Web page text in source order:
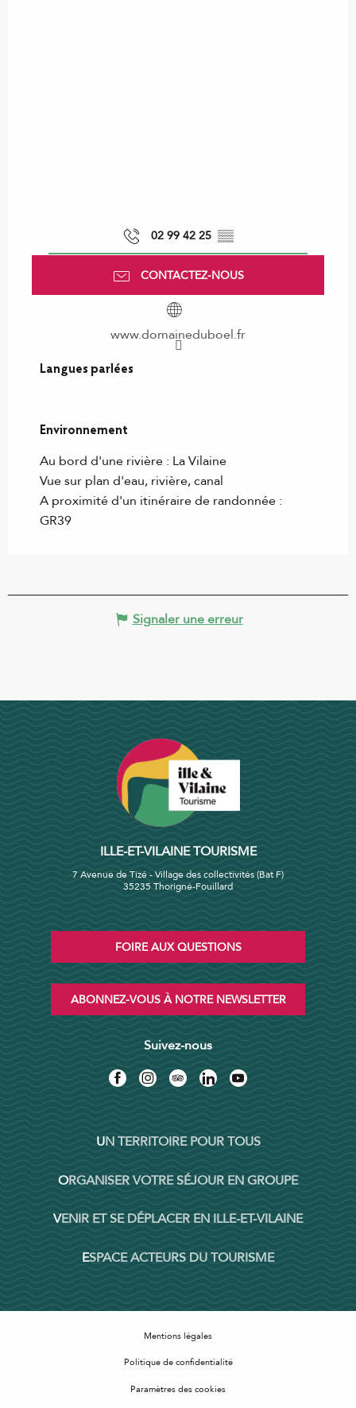
02 99 42 25 ▒▒
CONTACTEZ-NOUS
www.domaineduboel.fr
Langues parlées
Langues parlées
Environnement
Environnement
Au bord d'une rivière : La Vilaine
Vue sur plan d'eau, rivière, canal
A proximité d'un itinéraire de randonnée :
GR39
Signaler une erreur
ILLE-ET-VILAINE TOURISME
7 Avenue de Tizé - Village des collectivités (Bat F)
35235 Thorigné-Fouillard
FOIRE AUX QUESTIONS
ABONNEZ-VOUS À NOTRE NEWSLETTER
Suivez-nous
UN TERRITOIRE POUR TOUS
ORGANISER VOTRE SÉJOUR EN GROUPE
VENIR ET SE DÉPLACER EN ILLE-ET-VILAINE
ESPACE ACTEURS DU TOURISME
Mentions légales
Politique de confidentialité
Paramètres des cookies